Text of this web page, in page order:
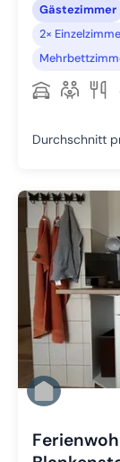
Gästezimmer
2×
Durchschnitt